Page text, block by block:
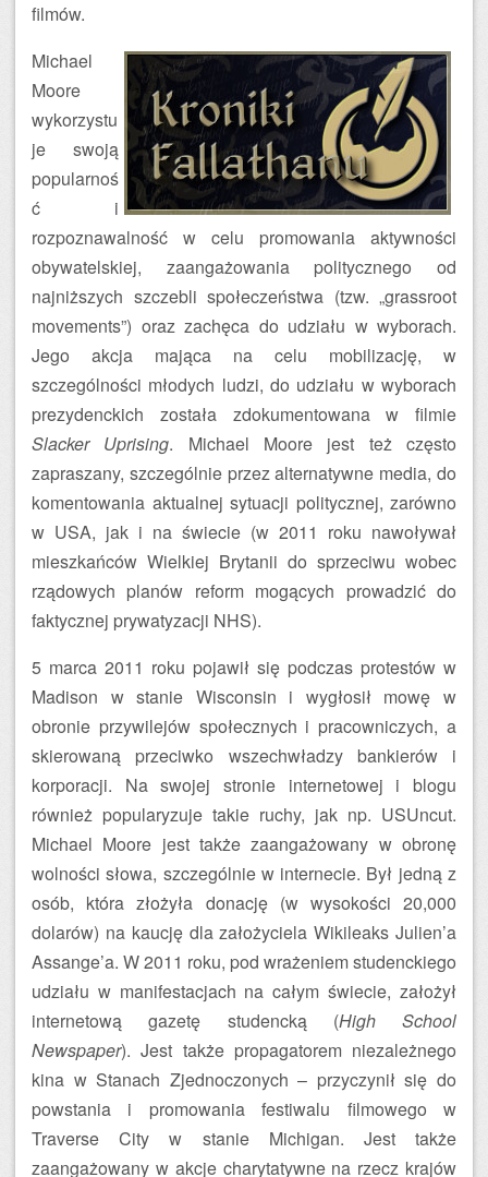
filmów.
Michael
Moore
wykorzystu
je swoją
popularnoś
ć i
rozpoznawalność w celu promowania aktywności
obywatelskiej, zaangażowania politycznego od
najniższych szczebli społeczeństwa (tzw. „grassroot
movements”) oraz zachęca do udziału w wyborach.
Jego akcja mająca na celu mobilizację, w
szczególności młodych ludzi, do udziału w wyborach
prezydenckich została zdokumentowana w filmie
Slacker Uprising. Michael Moore jest też często
zapraszany, szczególnie przez alternatywne media, do
komentowania aktualnej sytuacji politycznej, zarówno
w USA, jak i na świecie (w 2011 roku nawoływał
mieszkańców Wielkiej Brytanii do sprzeciwu wobec
rządowych planów reform mogących prowadzić do
faktycznej prywatyzacji NHS).
5 marca 2011 roku pojawił się podczas protestów w
Madison w stanie Wisconsin i wygłosił mowę w
obronie przywilejów społecznych i pracowniczych, a
skierowaną przeciwko wszechwładzy bankierów i
korporacji. Na swojej stronie internetowej i blogu
również popularyzuje takie ruchy, jak np. USUncut.
Michael Moore jest także zaangażowany w obronę
wolności słowa, szczególnie w internecie. Był jedną z
osób, która złożyła donację (w wysokości 20,000
dolarów) na kaucję dla założyciela Wikileaks Julien’a
Assange’a. W 2011 roku, pod wrażeniem studenckiego
udziału w manifestacjach na całym świecie, założył
internetową gazetę studencką (High School
Newspaper). Jest także propagatorem niezależnego
kina w Stanach Zjednoczonych – przyczynił się do
powstania i promowania festiwalu filmowego w
Traverse City w stanie Michigan. Jest także
zaangażowany w akcje charytatywne na rzecz krajów